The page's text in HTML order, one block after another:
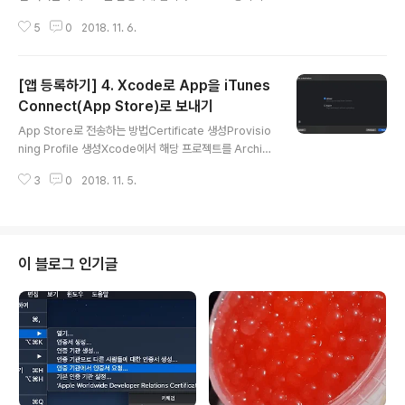
를 진행해야 하는데 매번 이러한 작업을 반복하는것은 많
할 때 Debug와 Release 모드일 때 다를 수 있습니다. 그
래서 Release 모드로 build 된 앱을 배포하여 테스트 할
필요성이 있는데 이 작업들을 TestFlight를 통해 가능합
니다. TestFlight는 다음과 같은 순서로 진행되게 됩니다.i
TunesConnect로 App을 전송합니다.나의 앱에 TestF
light 탭의 build 메..
5 0 2018. 11. 6.
[앱 등록하기] 4. Xcode로 App을 iTunes
Connect(App Store)로 보내기
App Store로 전송하는 방법Certificate 생성Provisio
ning Profile 생성Xcode에서 해당 프로젝트를 Archiv
rtificate와 Provisioning Profile을 사용하여 Xcode
치되었을 때 표시되는 이름 - Bundle Identifier : devel
oper에서 생성한 Bundle ID를 입력하시면 됩니다. - Ve
rsion : 버전명 - Build : 빌드명 - Signing은 편의상 Aut
omatic으로..
3 0 2018. 11. 5.
이 블로그 인기글